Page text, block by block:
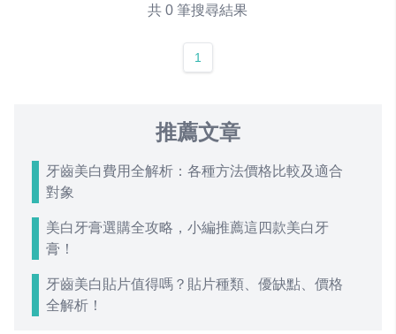
共 0 筆搜尋結果
1
推薦文章
牙齒美白費用全解析：各種方法價格比較及適合
對象
美白牙膏選購全攻略，小編推薦這四款美白牙
膏！
牙齒美白貼片值得嗎？貼片種類、優缺點、價格
全解析！